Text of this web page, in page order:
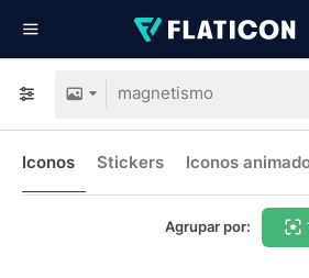
Iconos Stickers Iconos
Agrupar por: